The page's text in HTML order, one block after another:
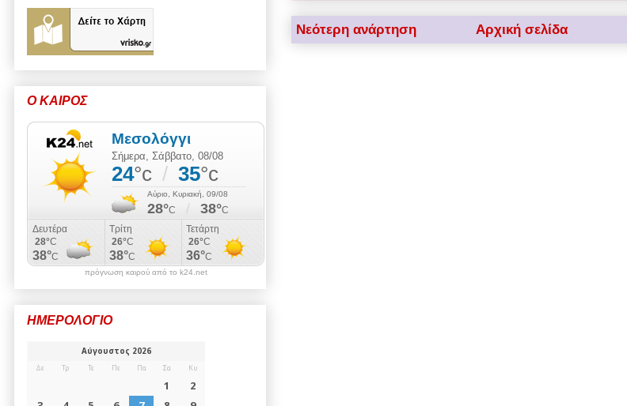
Νεότερη ανάρτηση Αρχική σελίδα
Ο ΚΑΙΡΟΣ
πρόγνωση καιρού από το k24.net
ΗΜΕΡΟΛΟΓΙΟ